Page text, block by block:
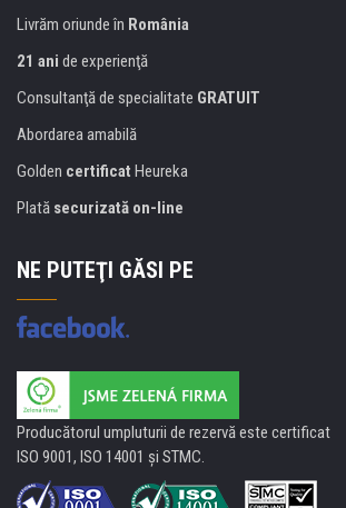
Livrăm oriunde în România
21 ani de experienţă
Consultanţă de specialitate GRATUIT
Abordarea amabilă
Golden certificat Heureka
Plată securizată on-line
NE PUTEŢI GĂSI PE
Producătorul umpluturii de rezervă este certificat
ISO 9001, ISO 14001 şi STMC.